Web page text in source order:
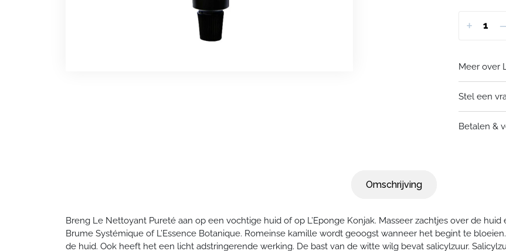
+ −
Meer over
Natuurlijke
*Certified
Stel een
Stuur
Betalen &
Artikelen
Omschrijving
Breng Le Nettoyant Pureté aan op een vochtige huid of op L’Eponge Konjak. Masseer zachtjes over de
Brume Systémique of L’Essence Botanique. Romeinse kamille wordt geoogst wanneer het begint te
de huid. Ook heeft het een licht adstringerende werking. De bast van de witte wilg bevat salicylzuur.